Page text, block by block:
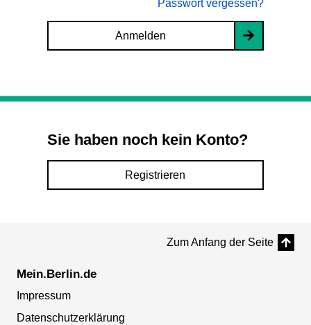
Passwort vergessen?
Anmelden
Sie haben noch kein Konto?
Registrieren
Zum Anfang der Seite
Mein.Berlin.de
Impressum
Datenschutzerklärung